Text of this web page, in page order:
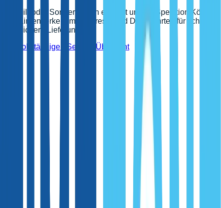
Bei Eil- oder Sonderfahrten ergänzt unsere Spedition Köln
den Linienverkehr mit Express- und Direktfahrten für schnelle
und sichere Lieferungen.
Zur vollständigen Service-Übersicht